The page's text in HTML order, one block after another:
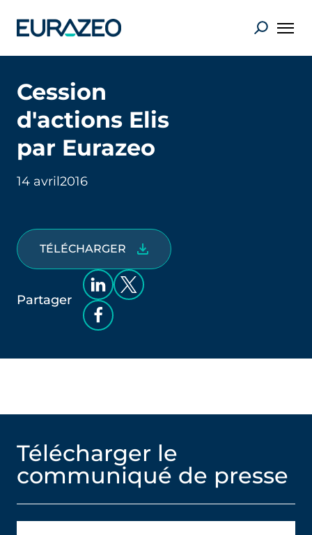
Cession
d'actions Elis
par Eurazeo
14 avril2016
TÉLÉCHARGER
Partager
Télécharger le
communiqué de presse